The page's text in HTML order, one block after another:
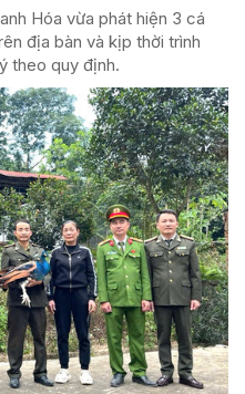
Hóa vừa phát hiện 3 cá
địa bàn và kịp thời trình
theo quy định.